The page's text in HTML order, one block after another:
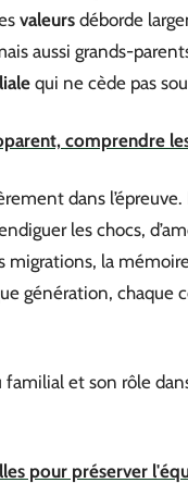
valeurs déborde
aussi grands-
qui ne cède pas
comprendre
dans
les chocs,
migrations, la
génération,
et son rôle
pour préserver